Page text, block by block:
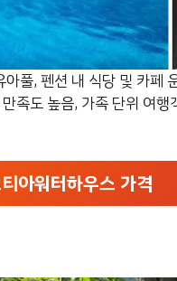
풀, 펜션 내 식당 및 카페
족도 높음, 가족 단위 여
아워터하우스 가격